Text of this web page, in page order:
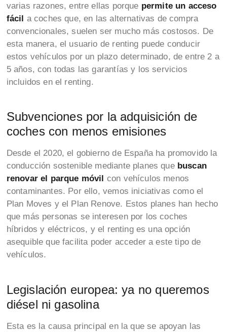
varias razones, entre ellas porque permite un acceso
fácil a coches que, en las alternativas de compra
convencionales, suelen ser mucho más costosos. De
esta manera, el usuario de renting puede conducir
estos vehículos por un plazo determinado, de entre 2 a
5 años, con todas las garantías y los servicios
incluidos en el renting.
Subvenciones por la adquisición de
coches con menos emisiones
Desde el 2020, el gobierno de España ha promovido la
conducción sostenible mediante planes quebuscan
renovar el parque móvil con vehículos menos
contaminantes. Por ello, vemos iniciativas como el
Plan Moves y el Plan Renove. Estos planes han hecho
que más personas se interesen por los coches
híbridos y eléctricos, y el renting es una opción
asequible que facilita poder acceder a este tipo de
vehículos.
Legislación europea: ya no queremos
diésel ni gasolina
Esta es la causa principal en la que se apoyan las